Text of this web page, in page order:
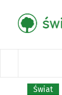
Świat